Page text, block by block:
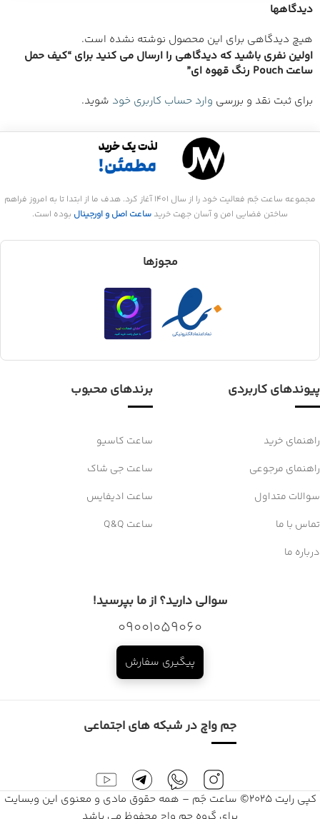
دیدگاهها
هیچ دیدگاهی برای این محصول نوشته نشده است.
اولین نفری باشید که دیدگاهی را ارسال می کنید برای “کیف حمل
ساعت Pouch رنگ قهوه ای”
برای ثبت نقد و بررسی وارد حساب کاربری خود شوید.
مجموعه ساعت جَم فعالیت خود را از سال 1401 آغاز کرد. هدف ما از ابتدا تا به امروز فراهم
ساختن فضایی امن و آسان جهت خرید ساعت اصل و اورجینال بوده است.
مجوزها
پیوندهای کاربردی
راهنمای خرید
راهنمای مرجوعی
سوالات متداول
تماس با ما
درباره ما
برندهای محبوب
ساعت کاسیو
ساعت جی شاک
ساعت ادیفایس
ساعت Q&Q
سوالی دارید؟ از ما بپرسید!
09001059060
پیگیری سفارش
جم واچ در شبکه های اجتماعی
کپی رایت 2025© ساعت جَم – همه حقوق مادی و معنوی این وبسایت